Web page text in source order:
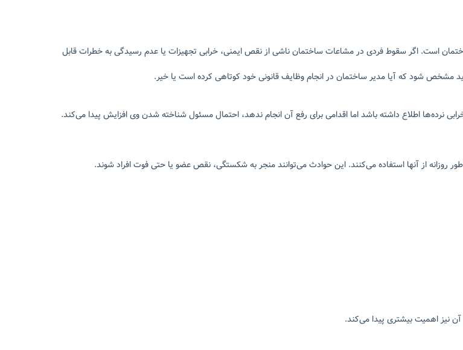
است. اگر سقوط فردی در مشاعات ساختمان ناشی از نقص ایمنی، خرابی تجهیزات یا عدم رسیدگی به خطرات قابل
مشخص شود که آیا مدیر ساختمان در انجام وظایف قانونی خود کوتاهی کرده است یا خیر.
نرده‌ها اطلاع داشته باشد اما اقدامی برای رفع آن انجام ندهد، احتمال مسئول شناخته شدن وی افزایش پیدا می‌کند.
از آنها استفاده می‌کنند. این حوادث می‌توانند منجر به شکستگی، نقص عضو یا حتی فوت افراد شوند.
نیز اهمیت بیشتری پیدا می‌کند.